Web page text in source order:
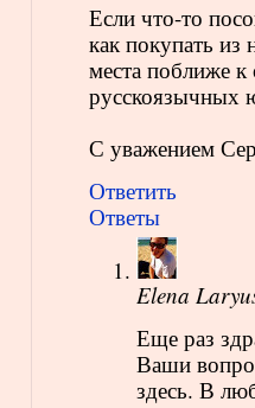
Если что-то
как покупать из
места поближе
русскоязычных
С уважением
Ответить
Ответы
Elena
Еще раз
Ваши
здесь. В